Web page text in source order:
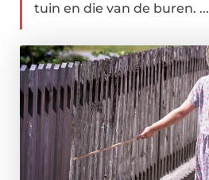
tuin en die van de buren. ...